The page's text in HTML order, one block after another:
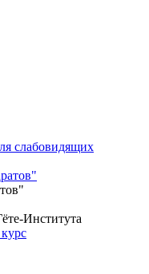
слабовидящих